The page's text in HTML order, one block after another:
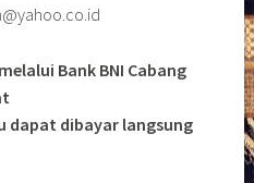
Bank BNI Cabang
dapat dibayar langsung